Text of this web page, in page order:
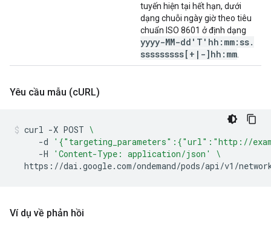
tuyến hiện tại hết hạn, dưới
dạng chuỗi ngày giờ theo tiêu
chuẩn ISO 8601 ở định dạng
yyyy-MM-dd'T'hh:mm:ss.
sssssssss[+ | -]hh:mm
Yêu cầu mẫu (cURL)
curl -X POST \
-d
'{"targeting_parameters":{"url":"http://
-H
'Content-Type: application/json'
\
https://dai.google.com/ondemand/pods/api/v1/
Ví dụ về phản hồi